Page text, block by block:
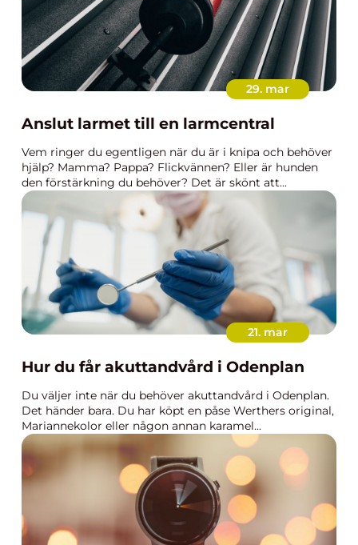
29. mar
Anslut larmet till en larmcentral
Vem ringer du egentligen när du är i knipa och behöver
hjälp? Mamma? Pappa? Flickvännen? Eller är hunden
den förstärkning du behöver? Det är skönt att...
21. mar
Hur du får akuttandvård i Odenplan
Du väljer inte när du behöver akuttandvård i Odenplan.
Det händer bara. Du har köpt en påse Werthers original,
Mariannekolor eller någon annan karamel...